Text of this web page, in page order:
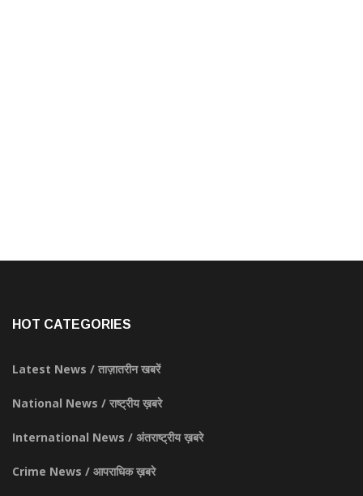
HOT CATEGORIES
Latest News / ताज़ातरीन खबरें
National News / राष्ट्रीय ख़बरे
International News / अंतराष्ट्रीय ख़बरे
Crime News / आपराधिक ख़बरे